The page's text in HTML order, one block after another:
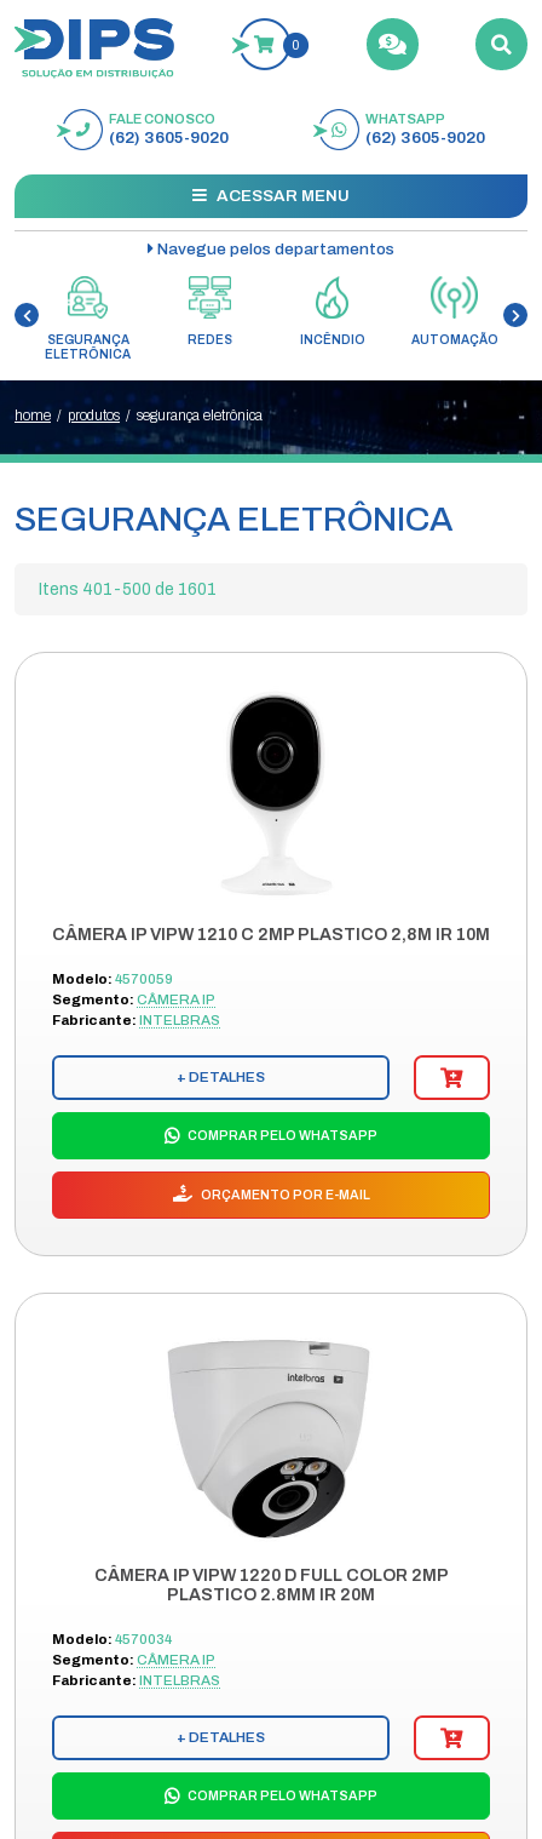
0
BUSCAR
FALE CONOSCO
(62) 3605-9020
WHATSAPP
(62) 3605-9020
ACESSAR MENU
Navegue pelos departamentos
SEGURANÇA
ELETRÔNICA
REDES INCÊNDIO AUTOMAÇÃO
home / produtos / segurança eletrônica
SEGURANÇA ELETRÔNICA
Itens 401-500 de 1601
CÂMERA IP VIPW 1210 C 2MP PLASTICO 2,8M IR 10M
Modelo: 4570059
Segmento: CÂMERA IP
Fabricante: INTELBRAS
+ DETALHES
COMPRAR PELO WHATSAPP
ORÇAMENTO POR E-MAIL
CÂMERA IP VIPW 1220 D FULL COLOR 2MP
PLASTICO 2.8MM IR 20M
Modelo: 4570034
Segmento: CÂMERA IP
Fabricante: INTELBRAS
+ DETALHES
COMPRAR PELO WHATSAPP